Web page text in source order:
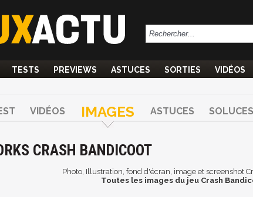
TESTS PREVIEWS ASTUCES SORTIES VIDÉOS
VIDÉOS IMAGES ASTUCES SOLUCES
CRASH BANDICOOT
Photo, Illustration, fond d'écran, image et screenshot
Toutes les images du jeu Crash